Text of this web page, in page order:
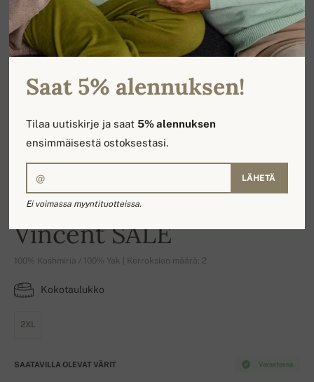
-17%
Vincent SALE
100% Kashmiria / 100% Yak | Kerroksien määrä: 2
Kokotaulukko
2XL
Varastossa
SAATAVILLA OLEVAT VÄRIT
Saat 5% alennuksen!
Tilaa uutiskirje ja saat5% alennuksen
ensimmäisestä ostoksestasi.
LÄHETÄ
Ei voimassa myyntituotteissa.